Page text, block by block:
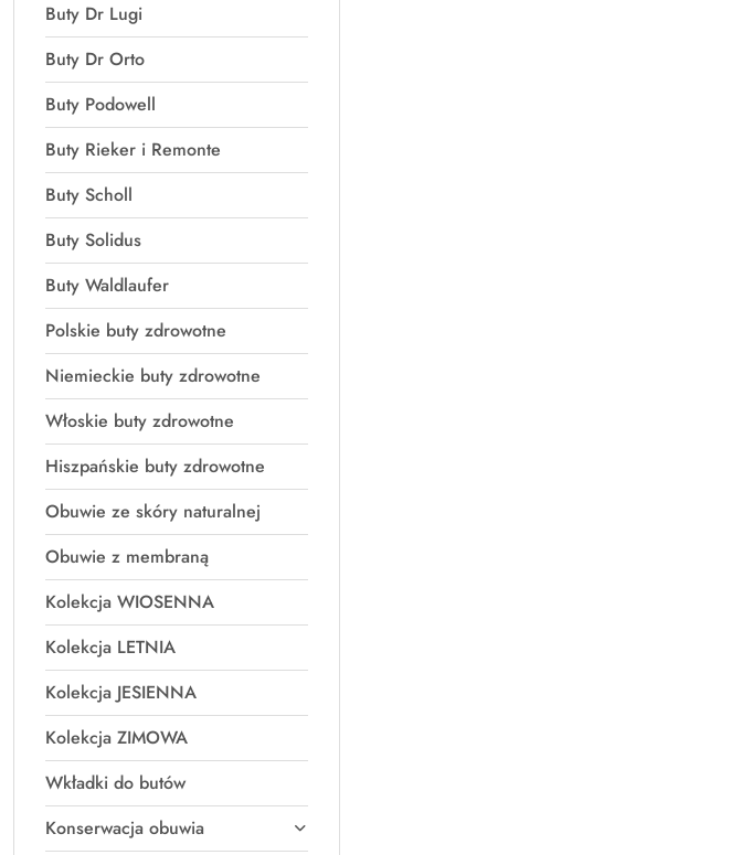
Buty Dr Lugi
Buty Dr Orto
Buty Podowell
Buty Rieker i Remonte
Buty Scholl
Buty Solidus
Buty Waldlaufer
Polskie buty zdrowotne
Niemieckie buty zdrowotne
Włoskie buty zdrowotne
Hiszpańskie buty zdrowotne
Obuwie ze skóry naturalnej
Obuwie z membraną
Kolekcja WIOSENNA
Kolekcja LETNIA
Kolekcja JESIENNA
Kolekcja ZIMOWA
Wkładki do butów
Konserwacja obuwia